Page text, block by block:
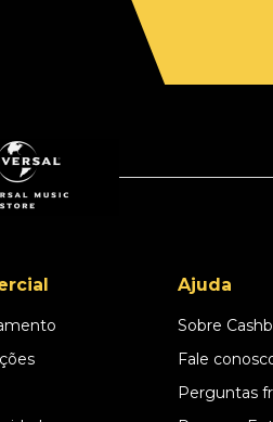
Ajuda
Sobre
Fale
Perguntas